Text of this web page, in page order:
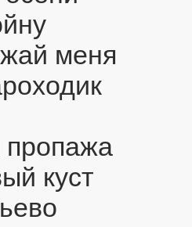
меня
пропажа
куст